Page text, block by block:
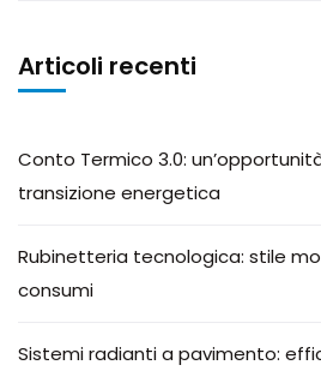
Articoli recenti
Conto Termico 3.0:
transizione energetica
Rubinetteria tecnologica: stile
consumi
Sistemi radianti a pavimento: